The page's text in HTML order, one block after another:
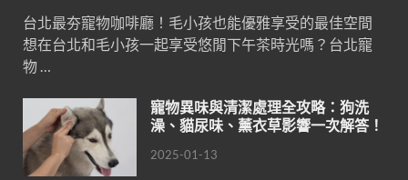
台北最夯寵物咖啡廳！毛小孩也能優雅享受的最佳空間
想在台北和毛小孩一起享受悠閒下午茶時光嗎？台北寵
物 …
寵物異味與清潔處理全攻略：狗洗
澡、貓尿味、薰衣草影響一次解答！
2025-01-13